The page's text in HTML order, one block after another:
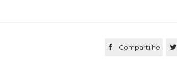
 Compartilhe 